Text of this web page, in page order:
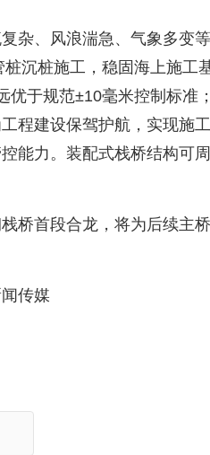
杂、风浪湍急、气象多变
沉桩施工，稳固海上施工
优于规范±10毫米控制标准
程建设保驾护航，实现施
能力。装配式栈桥结构可
桥首段合龙，将为后续主
传媒